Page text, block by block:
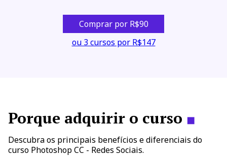
Comprar por R$90
ou 3 cursos por R$147
Porque adquirir o curso ◼
Descubra os principais benefícios e diferenciais do
curso Photoshop CC - Redes Sociais.